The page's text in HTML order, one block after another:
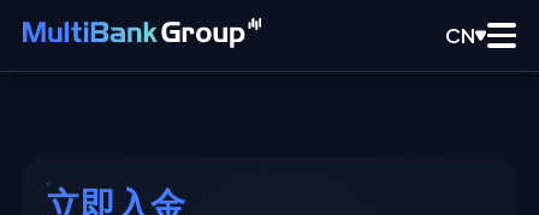
CN
立即入金